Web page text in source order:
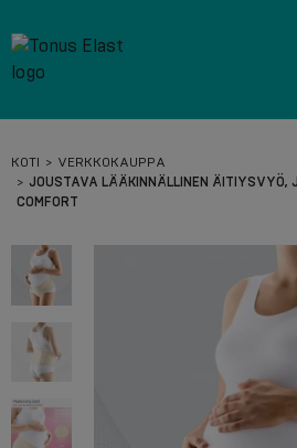
KOTI
VERKKOKAUPPA
JOUSTAVA LÄÄKINNÄLLINEN ÄITIYSVYÖ,
COMFORT